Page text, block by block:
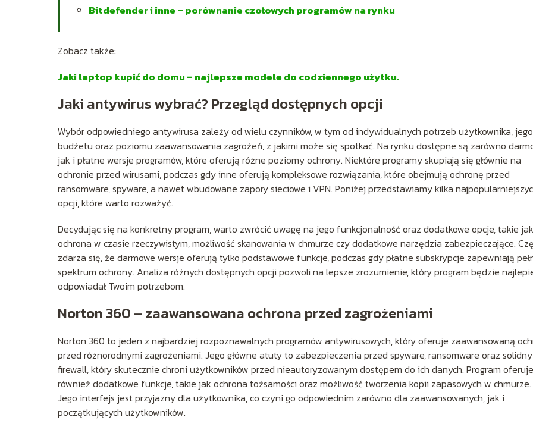
Bitdefender i inne – porównanie czołowych programów na rynku
Zobacz także:
Jaki laptop kupić do domu – najlepsze modele do codziennego użytku.
Jaki antywirus wybrać? Przegląd dostępnych opcji
Wybór odpowiedniego antywirusa zależy od wielu czynników, w tym od indywidualnych potrzeb użytkownika, jego
budżetu oraz poziomu zaawansowania zagrożeń, z jakimi może się spotkać. Na rynku dostępne są zarówno
jak i płatne wersje programów, które oferują różne poziomy ochrony. Niektóre programy skupiają się głównie na
ochronie przed wirusami, podczas gdy inne oferują kompleksowe rozwiązania, które obejmują ochronę przed
ransomware, spyware, a nawet wbudowane zapory sieciowe i VPN. Poniżej przedstawiamy kilka
opcji, które warto rozważyć.
Decydując się na konkretny program, warto zwrócić uwagę na jego funkcjonalność oraz dodatkowe opcje, takie jak
ochrona w czasie rzeczywistym, możliwość skanowania w chmurze czy dodatkowe narzędzia zabezpieczające.
zdarza się, że darmowe wersje oferują tylko podstawowe funkcje, podczas gdy płatne subskrypcje zapewniają
spektrum ochrony. Analiza różnych dostępnych opcji pozwoli na lepsze zrozumienie, który program będzie
odpowiadał Twoim potrzebom.
Norton 360 – zaawansowana ochrona przed zagrożeniami
Norton 360 to jeden z najbardziej rozpoznawalnych programów antywirusowych, który oferuje zaawansowaną
przed różnorodnymi zagrożeniami. Jego główne atuty to zabezpieczenia przed spyware, ransomware oraz solidny
firewall, który skutecznie chroni użytkowników przed nieautoryzowanym dostępem do ich danych. Program oferuje
również dodatkowe funkcje, takie jak ochrona tożsamości oraz możliwość tworzenia kopii zapasowych w chmurze.
Jego interfejs jest przyjazny dla użytkownika, co czyni go odpowiednim zarówno dla zaawansowanych, jak i
początkujących użytkowników.